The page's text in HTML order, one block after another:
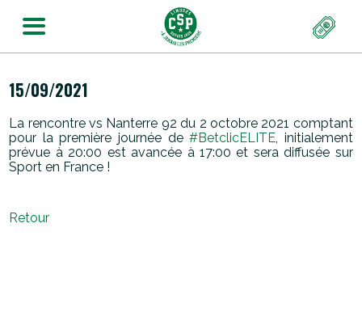
15/09/2021
La rencontre vs Nanterre 92 du 2 octobre 2021 comptant
pour la première journée de#BetclicELITE, initialement
prévue à 20:00 est avancée à 17:00 et sera diffusée sur
Sport en France !
Retour